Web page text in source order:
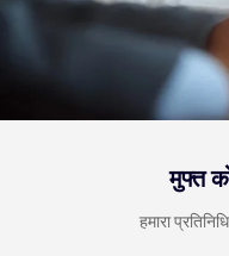
मुफ्त
हमारा